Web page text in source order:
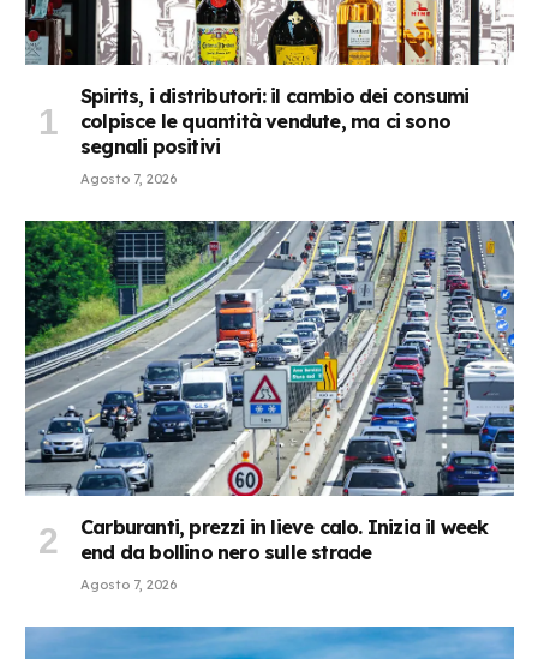
Spirits, i distributori: il cambio dei consumi
colpisce le quantità vendute, ma ci sono
segnali positivi
Agosto 7, 2026
Carburanti, prezzi in lieve calo. Inizia il week
end da bollino nero sulle strade
Agosto 7, 2026